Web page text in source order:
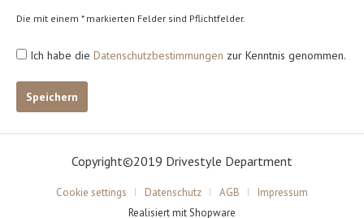
Die mit einem * markierten Felder sind Pflichtfelder.
Ich habe die Datenschutzbestimmungen zur Kenntnis genommen.
Speichern
Copyright©2019 Drivestyle Department
Cookie settings Datenschutz AGB
Impressum
Realisiert mit Shopware